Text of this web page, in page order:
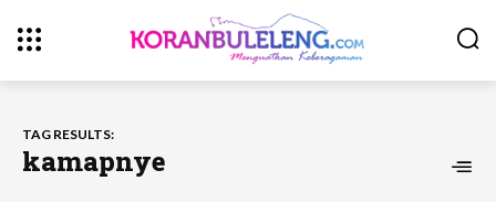
TAG RESULTS:
kamapnye